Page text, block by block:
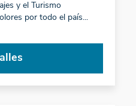
y el Turismo
por todo el país...